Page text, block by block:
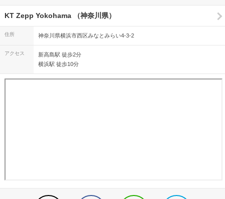
KT Zepp Yokohama （神奈川県）
住所 神奈川県横浜市西区みなとみらい4-3-2
アクセス
新高島駅 徒歩2分
横浜駅 徒歩10分